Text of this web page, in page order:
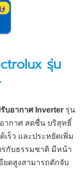
รุ่น
รับอากาศ Inverter รุ่น
ากาศ สดชื่น บริสุทธิ์
ร็ว และประหยัดเพิ่ม
รกับธรรมชาติ มีหน้า
ยดสูงสามารถดักจับ